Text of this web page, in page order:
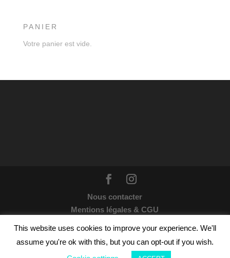
PANIER
Votre panier est vide.
Nous contacter
Mentions légales & CGU
réservés : Les enchanteuses
Crédits photos sur ce site par
Takrapule
© 2021 &
This website uses cookies to improve your experience. We'll
assume you're ok with this, but you can opt-out if you wish.